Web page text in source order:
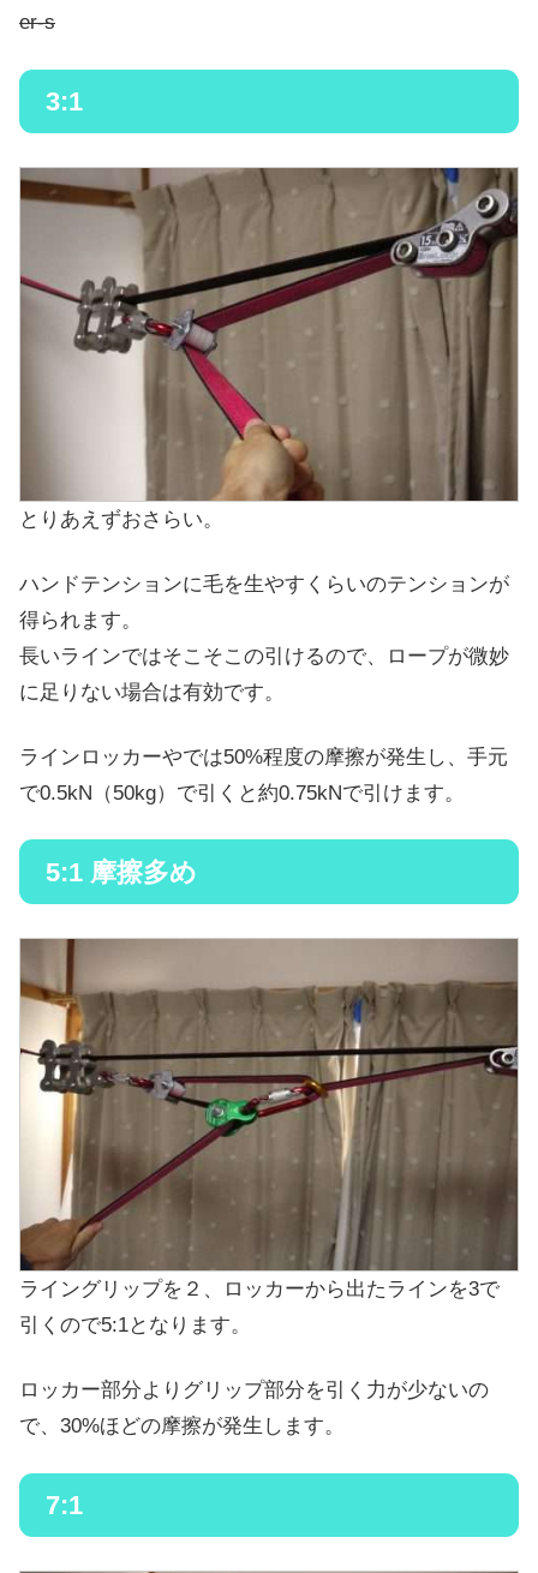
er-s
3:1
とりあえずおさらい。
ハンドテンションに毛を生やすくらいのテンションが
得られます。
長いラインではそこそこの引けるので、ロープが微妙
に足りない場合は有効です。
ラインロッカーやでは50%程度の摩擦が発生し、手元
で0.5kN（50kg）で引くと約0.75kNで引けます。
5:1 摩擦多め
ライングリップを２、ロッカーから出たラインを3で
引くので5:1となります。
ロッカー部分よりグリップ部分を引く力が少ないの
で、30%ほどの摩擦が発生します。
7:1